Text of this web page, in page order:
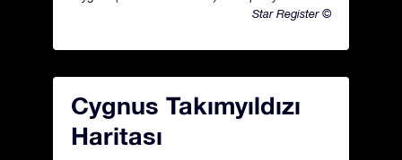
Star Register ©
Cygnus Takımyıldızı
Haritası